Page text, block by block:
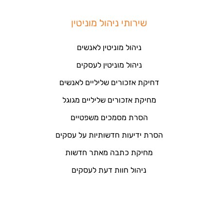
שירותי ניהול מוניטין
ניהול מוניטין לאנשים
ניהול מוניטין לעסקים
דחיקת אזכורים שליליים לאנשים
מחיקת אזכורים שליליים מגוגל
הסרת מסמכים משפטיים
הסרת ידיעות חדשותיות על עסקים
מחיקת כתבה מאתר חדשות
ניהול חוות דעת לעסקים